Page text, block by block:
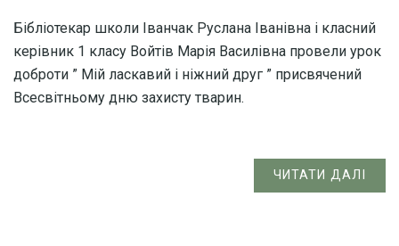
Бібліотекар школи Іванчак Руслана Іванівна і класний
керівник 1 класу Войтів Марія Василівна провели урок
доброти ” Мій ласкавий і ніжний друг ” присвячений
Всесвітньому дню захисту тварин.
ЧИТАТИ ДАЛІ